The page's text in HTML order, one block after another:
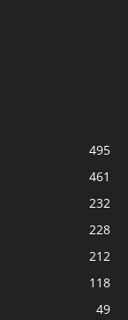
495
461
232
228
212
118
49